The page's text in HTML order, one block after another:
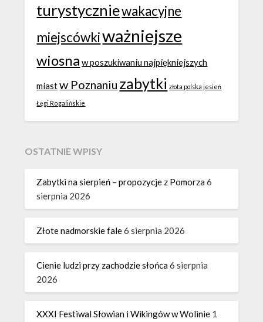
turystyczniewakacyjne
miejscówkiważniejsze
wiosna w poszukiwaniu najpiękniejszych
miastw Poznaniu zabytki złota polska jesień
Łęgi Rogalińskie
OSTATNIE WPISY
Zabytki na sierpień – propozycje z Pomorza6
sierpnia 2026
Złote nadmorskie fale6 sierpnia 2026
Cienie ludzi przy zachodzie słońca6 sierpnia
2026
XXXI Festiwal Słowian i Wikingów w Wolinie 1